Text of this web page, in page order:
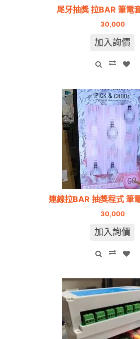
尾牙抽獎 拉BAR 筆電
30,000
加入詢價
連線拉BAR 抽獎程式 筆
30,000
加入詢價